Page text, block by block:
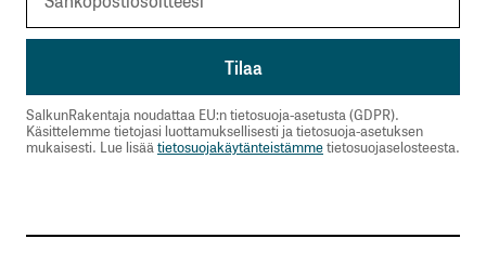
SalkunRakentaja noudattaa EU:n tietosuoja-asetusta (GDPR).
Käsittelemme tietojasi luottamuksellisesti ja tietosuoja-asetuksen
mukaisesti. Lue lisäätietosuojakäytänteistämmetietosuojaselosteesta.